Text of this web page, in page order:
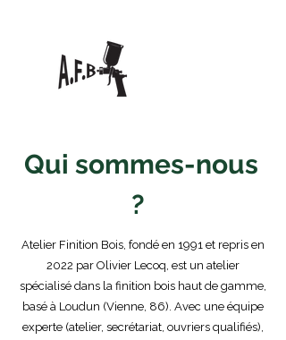
Qui sommes-nous
?
Atelier Finition Bois, fondé en 1991 et repris en
2022 par Olivier Lecoq, est un atelier
spécialisé dans la finition bois haut de gamme,
basé à Loudun (Vienne, 86). Avec une équipe
experte (atelier, secrétariat, ouvriers qualifiés),